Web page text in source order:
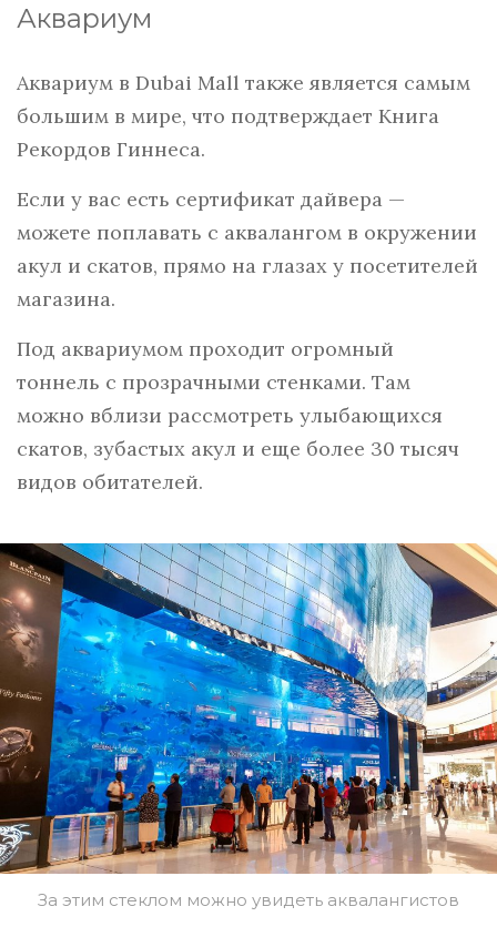
Аквариум
Аквариум в Dubai Mall также является самым
большим в мире, что подтверждает Книга
Рекордов Гиннеса.
Если у вас есть сертификат дайвера —
можете поплавать с аквалангом в окружении
акул и скатов, прямо на глазах у посетителей
магазина.
Под аквариумом проходит огромный
тоннель с прозрачными стенками. Там
можно вблизи рассмотреть улыбающихся
скатов, зубастых акул и еще более 30 тысяч
видов обитателей.
За этим стеклом можно увидеть аквалангистов